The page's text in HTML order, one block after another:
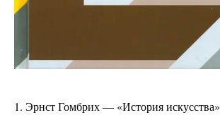
1. Эрнст Гомбрих — «История искусства»